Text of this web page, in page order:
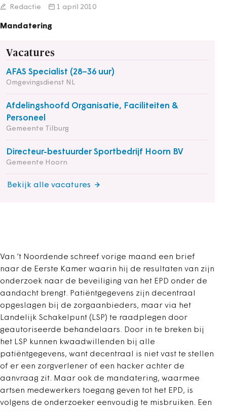
Redactie 1 april 2010
Mandatering
Vacatures
AFAS Specialist (28–36 uur)
Omgevingsdienst NL
Afdelingshoofd Organisatie, Faciliteiten &
Personeel
Gemeente Tilburg
Directeur-bestuurder Sportbedrijf Hoorn BV
Gemeente Hoorn
Bekijk alle vacatures
Van ’t Noordende schreef vorige maand een brief
naar de Eerste Kamer waarin hij de resultaten van zijn
onderzoek naar de beveiliging van het EPD onder de
aandacht brengt. Patiëntgegevens zijn decentraal
opgeslagen bij de zorgaanbieders, maar via het
Landelijk Schakelpunt (LSP) te raadplegen door
geautoriseerde behandelaars. Door in te breken bij
het LSP kunnen kwaadwillenden bij alle
patiëntgegevens, want decentraal is niet vast te stellen
of er een zorgverlener of een hacker achter de
aanvraag zit. Maar ook de mandatering, waarmee
artsen medewerkers toegang geven tot het EPD, is
volgens de onderzoeker eenvoudig te misbruiken. Een